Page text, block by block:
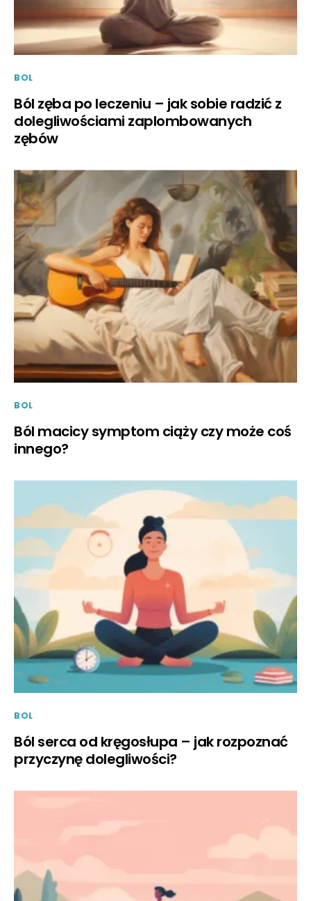
BOL
Ból zęba po leczeniu – jak sobie radzić z
dolegliwościami zaplombowanych
zębów
BOL
Ból macicy symptom ciąży czy może coś
innego?
BOL
Ból serca od kręgosłupa – jak rozpoznać
przyczynę dolegliwości?